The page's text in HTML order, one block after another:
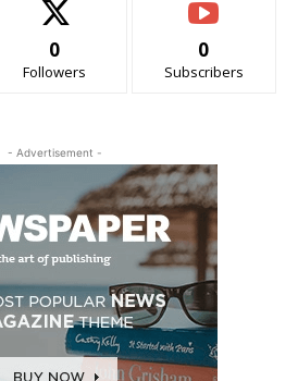
0
Followers
0
Subscribers
- Advertisement -